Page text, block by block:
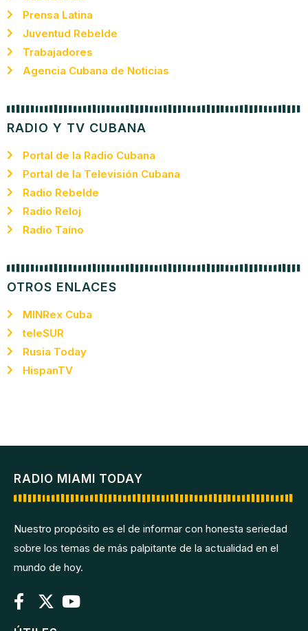
Prensa Latina
Juventud Rebelde
Trabajadores
Agencia Cubana de Noticias
RADIO Y TV CUBANA
Portal de la Radio Cubana
Portal de la Televisión Cubana
Radio Rebelde
Radio Reloj
Radio Taíno
OTROS ENLACES
MINRex Cuba
teleSUR
Rusia Today
HispanTV
RADIO MIAMI TODAY
Nuestro propósito es el de informar con honesta seriedad
sobre los temas de más palpitante de la actualidad en el
mundo de hoy.